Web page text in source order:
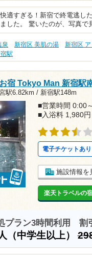
適すぎる！新宿で終電逃し
した。 驚いたのが、写真で
泉 新宿区 美肌の湯 新宿区
駅
宿 Tokyo Man 新宿駅
駅6.82km / 新宿駅148m
■営業時間 0:00
■入浴料 1,980円
電子チケットあり
施設情報を
楽天トラベルの
プラン3時間利用 割
（中学生以上）